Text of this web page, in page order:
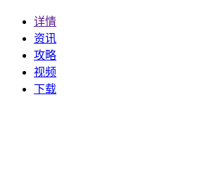
详情
资讯
攻略
视频
下载